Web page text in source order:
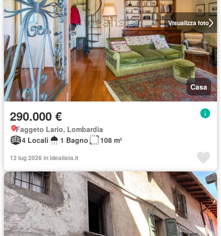
Visualizza foto
Casa
290.000 €
Faggeto Lario, Lombardia
4 Locali
1 Bagno 108 m²
12 lug 2026 in idealista.it